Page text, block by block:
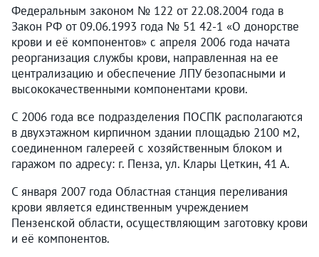
Федеральным законом № 122 от 22.08.2004 года в
Закон РФ от 09.06.1993 года № 51 42-1 «О донорстве
крови и её компонентов» c апреля 2006 года начата
реорганизация службы крови, направленная на ее
централизацию и обеспечение ЛПУ безопасными и
высококачественными компонентами крови.
С 2006 года все подразделения ПОСПК располагаются
в двухэтажном кирпичном здании площадью 2100 м2,
соединенном галереей с хозяйственным блоком и
гаражом по адресу: г. Пенза, ул. Клары Цеткин, 41 А.
С января 2007 года Областная станция переливания
крови является единственным учреждением
Пензенской области, осуществляющим заготовку крови
и её компонентов.